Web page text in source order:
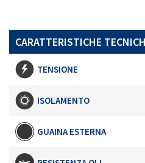
CARATTERISTICHE
TENSIONE
ISOLAMENTO
GUAINA ESTERNA